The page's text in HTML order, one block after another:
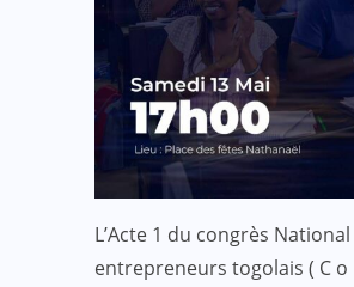
L’Acte 1 du congrès
entrepreneurs togolais ( C o